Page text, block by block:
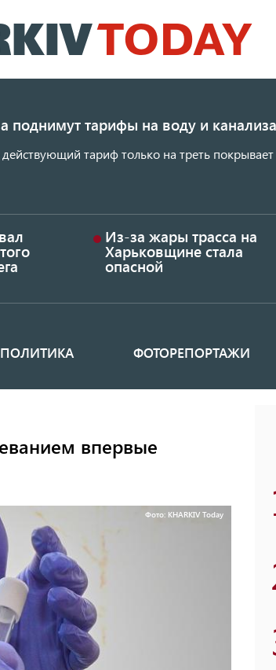
к
основному
поднимут тарифы на воду и
действующий тариф только на треть покрывает
Из-за жары трасса на
Харьковщине стала
опасной
ПОЛИТИКА ФОТОРЕПОРТАЖИ
впервые
Фото: KHARKIV Today